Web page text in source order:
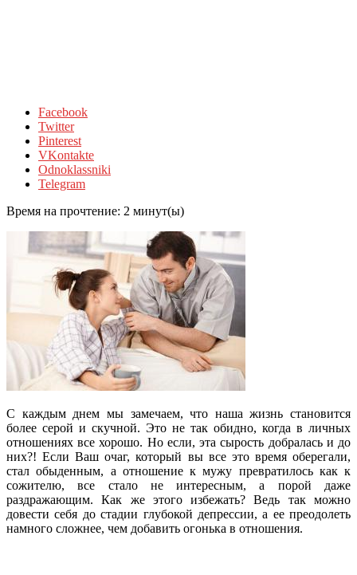
Facebook
Twitter
Pinterest
VKontakte
Odnoklassniki
Telegram
Время на прочтение: 2 минут(ы)
С каждым днем мы замечаем, что наша жизнь становится
более серой и скучной. Это не так обидно, когда в личных
отношениях все хорошо. Но если, эта сырость добралась и до
них?! Если Ваш очаг, который вы все это время оберегали,
стал обыденным, а отношение к мужу превратилось как к
сожителю, все стало не интересным, а порой даже
раздражающим. Как же этого избежать? Ведь так можно
довести себя до стадии глубокой депрессии, а ее преодолеть
намного сложнее, чем добавить огонька в отношения.